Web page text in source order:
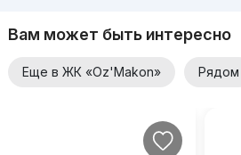
Вам может быть интересно
Еще в ЖК «Oz'Makon» Рядом